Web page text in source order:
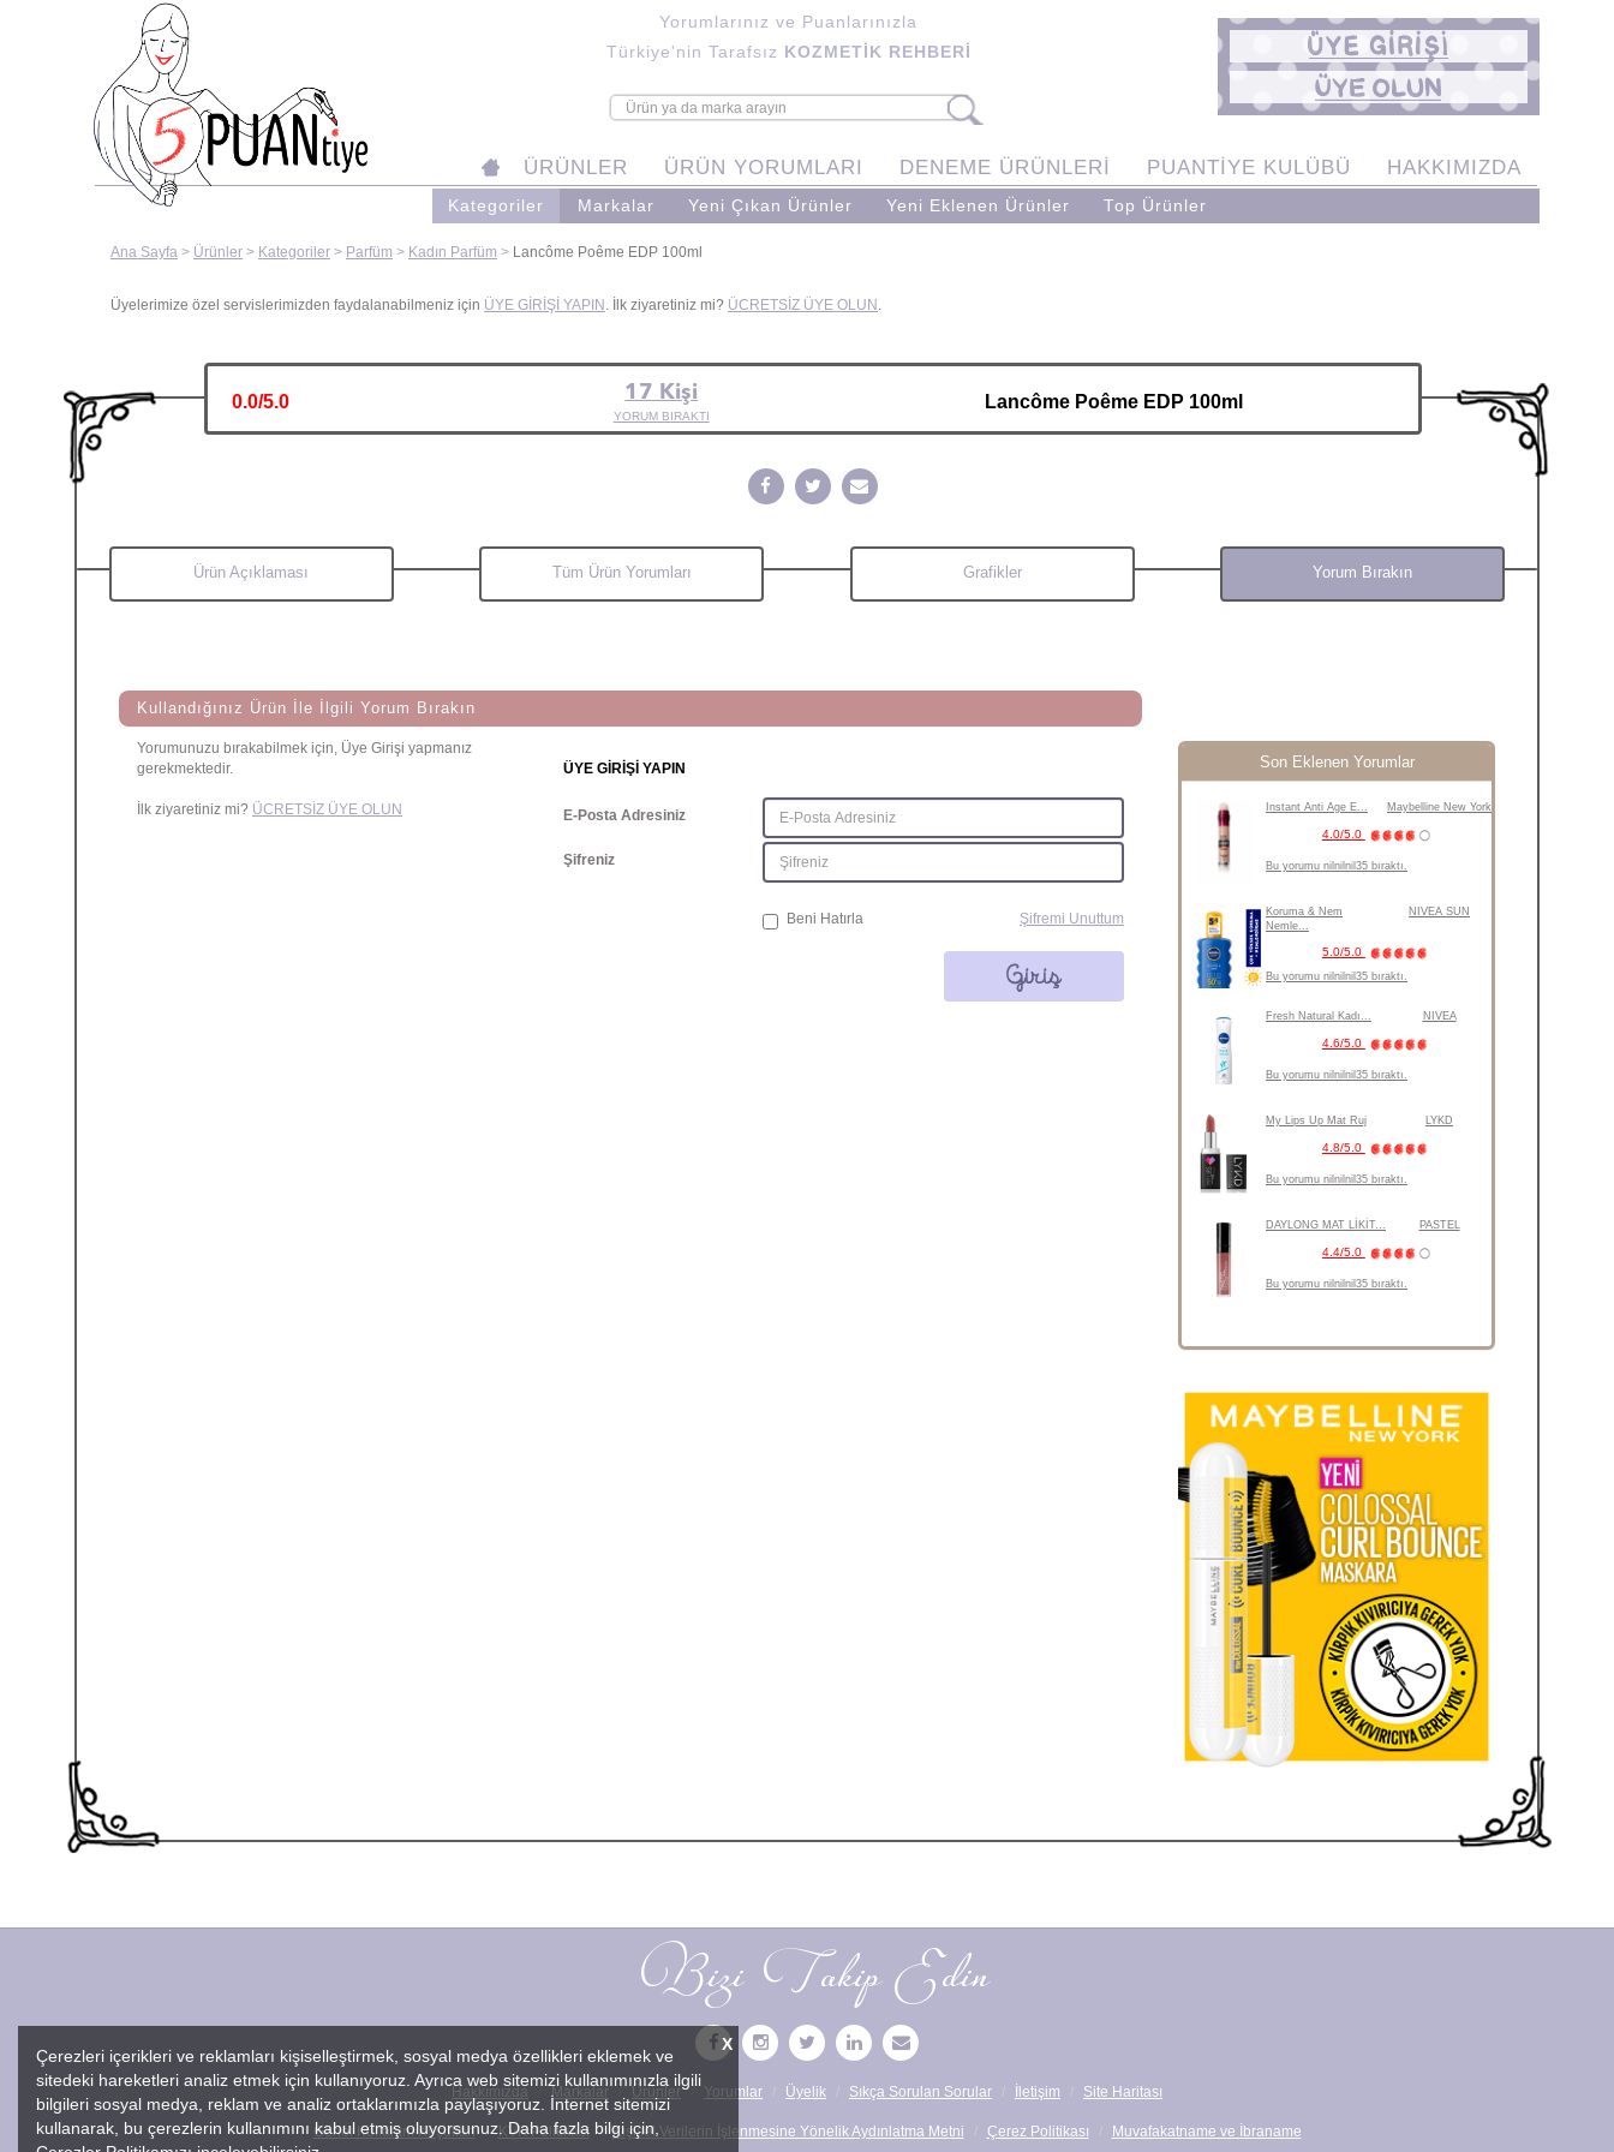
Yorumlarınız ve Puanlarınızla
Türkiye'nin Tarafsız KOZMETİK REHBERİ
ÜRÜNLER ÜRÜN YORUMLARI DENEME ÜRÜNLERİ PUANTİYE KULÜBÜ HAKKIMIZDA
Kategoriler Markalar Yeni Çıkan Ürünler Yeni Eklenen Ürünler Top Ürünler
Ana Sayfa > Ürünler > Kategoriler > Parfüm > Kadın Parfüm > Lancôme Poême EDP 100ml
Üyelerimize özel servislerimizden faydalanabilmeniz için ÜYE GİRİŞİ YAPIN . İlk ziyaretiniz mi? ÜCRETSİZ ÜYE OLUN .
0.0/5.0 17 Kişi
YORUM BIRAKTI
Lancôme Poême EDP 100ml
Ürün Açıklaması Tüm Ürün Yorumları Grafikler Yorum Bırakın
Kullandığınız Ürün İle İlgili Yorum Bırakın
Yorumunuzu bırakabilmek için, Üye Girişi yapmanız
gerekmektedir.
İlk ziyaretiniz mi? ÜCRETSİZ ÜYE OLUN
ÜYE GİRİŞİ YAPIN
E-Posta Adresiniz
Şifreniz
Beni Hatırla Şifremi Unuttum
Giriş
Son Eklenen Yorumlar
Instant Anti Age E... Maybelline New York
4.0/5.0
Bu yorumu nilnilnil35 bıraktı.
Koruma & Nem
Nemle...
NIVEA SUN
5.0/5.0
Bu yorumu nilnilnil35 bıraktı.
Fresh Natural Kadı... NIVEA
4.6/5.0
Bu yorumu nilnilnil35 bıraktı.
My Lips Up Mat Ruj LYKD
4.8/5.0
Bu yorumu nilnilnil35 bıraktı.
DAYLONG MAT LİKİT... PASTEL
4.4/5.0
Bu yorumu nilnilnil35 bıraktı.
Bizi Takip Edin
Hakkımızda Markalar Ürünler Yorumlar Üyelik Sıkça Sorulan Sorular İletişim Site Haritası
Genel Kullanım Koşulları KVK Politikası Kişisel Verilerin İşlenmesine Yönelik Aydınlatma Metni Çerez Politikası Muvafakatname ve İbraname
X
Çerezleri içerikleri ve reklamları kişiselleştirmek, sosyal medya özellikleri eklemek ve
sitedeki hareketleri analiz etmek için kullanıyoruz. Ayrıca web sitemizi kullanımınızla ilgili
bilgileri sosyal medya, reklam ve analiz ortaklarımızla paylaşıyoruz. İnternet sitemizi
kullanarak, bu çerezlerin kullanımını kabul etmiş oluyorsunuz. Daha fazla bilgi için,